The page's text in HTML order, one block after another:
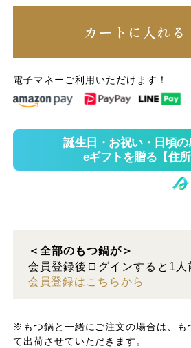
カートに入れる
電子マネーご利用いただけます！
＜全部のもつ鍋が＞
会員登録後ログインすると1人
会員登録はこちらから
※もつ鍋と一緒にご注文の場合は、も
て出荷させていただきます。